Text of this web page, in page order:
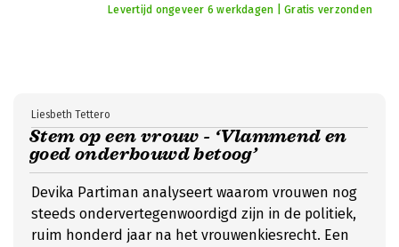
Levertijd ongeveer 6 werkdagen | Gratis verzonden
Stem op een vrouw - ‘Vlammend en
goed onderbouwd betoog’
Liesbeth Tettero
Devika Partiman analyseert waarom vrouwen nog
steeds ondervertegenwoordigd zijn in de politiek,
ruim honderd jaar na het vrouwenkiesrecht. Een